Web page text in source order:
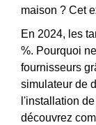
maison ? Cet
En 2024, les
%. Pourquoi
fournisseurs
simulateur de
l'installation
découvrez